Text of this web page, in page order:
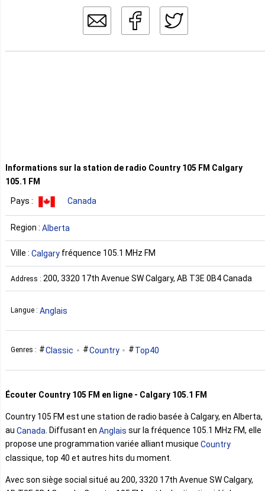
Informations sur la station de radio Country 105 FM Calgary
105.1 FM
Pays : Canada
Region : Alberta
Ville : Calgary fréquence 105.1 MHz FM
Address : 200, 3320 17th Avenue SW Calgary, AB T3E 0B4 Canada
Langue : Anglais
Genres : Classic Country Top40
Écouter Country 105 FM en ligne - Calgary 105.1 FM
Country 105 FM est une station de radio basée à Calgary, en Alberta,
au Canada . Diffusant en Anglais sur la fréquence 105.1 MHz FM, elle
propose une programmation variée alliant musique Country
classique, top 40 et autres hits du moment.
Avec son siège social situé au 200, 3320 17th Avenue SW Calgary,